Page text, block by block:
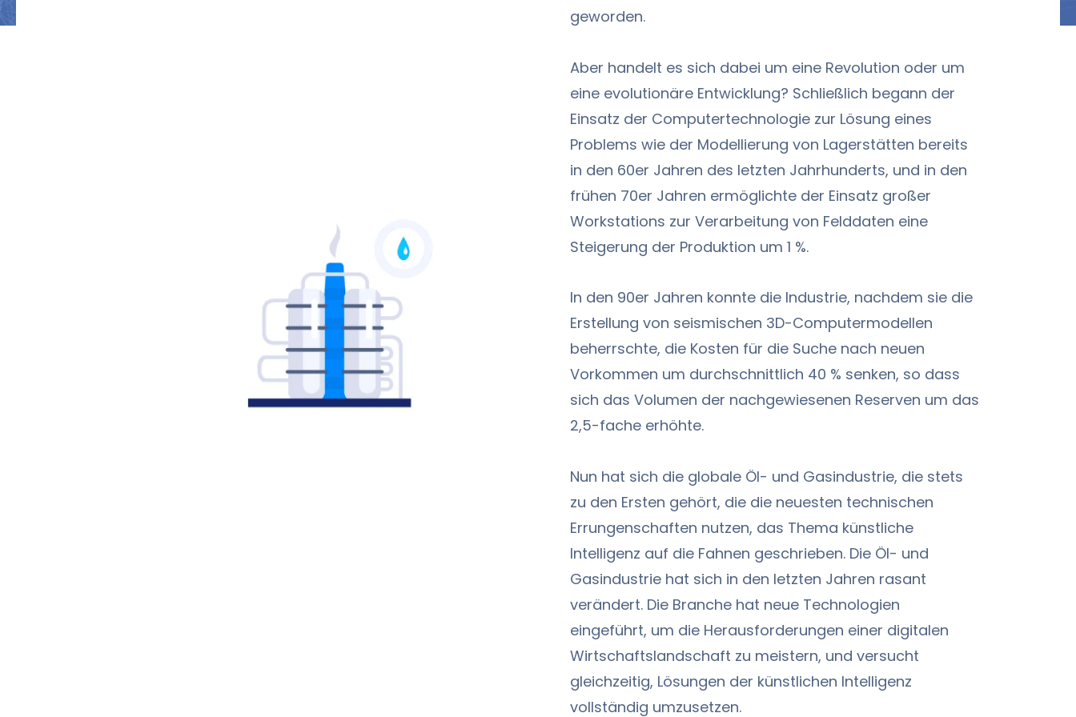
geworden.
Aber handelt es sich dabei um eine Revolution oder um
eine evolutionäre Entwicklung? Schließlich begann der
Einsatz der Computertechnologie zur Lösung eines
Problems wie der Modellierung von Lagerstätten bereits
in den 60er Jahren des letzten Jahrhunderts, und in den
frühen 70er Jahren ermöglichte der Einsatz großer
Workstations zur Verarbeitung von Felddaten eine
Steigerung der Produktion um 1 %.
In den 90er Jahren konnte die Industrie, nachdem sie die
Erstellung von seismischen 3D-Computermodellen
beherrschte, die Kosten für die Suche nach neuen
Vorkommen um durchschnittlich 40 % senken, so dass
sich das Volumen der nachgewiesenen Reserven um das
2,5-fache erhöhte.
Nun hat sich die globale Öl- und Gasindustrie, die stets
zu den Ersten gehört, die die neuesten technischen
Errungenschaften nutzen, das Thema künstliche
Intelligenz auf die Fahnen geschrieben. Die Öl- und
Gasindustrie hat sich in den letzten Jahren rasant
verändert. Die Branche hat neue Technologien
eingeführt, um die Herausforderungen einer digitalen
Wirtschaftslandschaft zu meistern, und versucht
gleichzeitig, Lösungen der künstlichen Intelligenz
vollständig umzusetzen.